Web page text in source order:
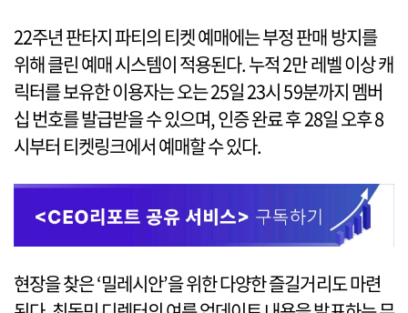
22주년 판타지 파티의 티켓 예매에는 부정 판매 방지를
위해 클린 예매 시스템이 적용된다. 누적 2만 레벨 이상 캐
릭터를 보유한 이용자는 오는 25일 23시 59분까지 멤버
십 번호를 발급받을 수 있으며, 인증 완료 후 28일 오후 8
시부터 티켓링크에서 예매할 수 있다.
현장을 찾은 ‘밀레시안’을 위한 다양한 즐길거리도 마련